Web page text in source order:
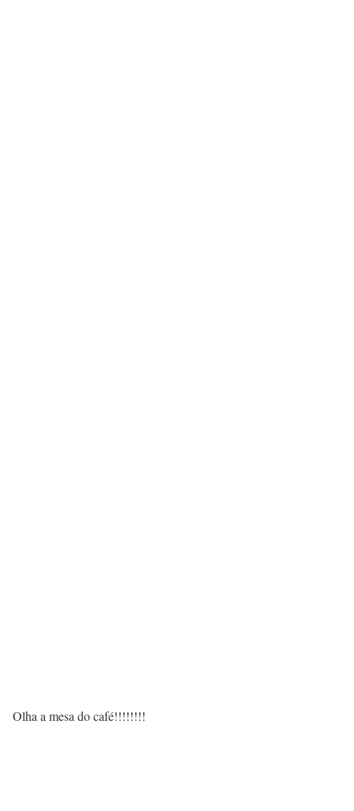
Olha a mesa do café!!!!!!!!